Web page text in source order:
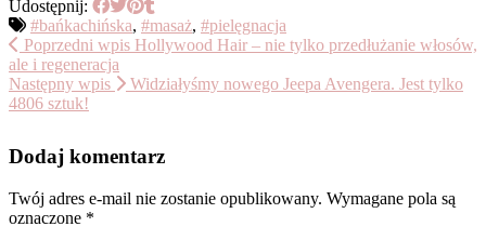
Udostępnij:
#bańkachińska, #masaż, #pielęgnacja
Poprzedni wpis Hollywood Hair – nie tylko przedłużanie włosów,
ale i regeneracja
Następny wpis
Widziałyśmy nowego Jeepa Avengera. Jest tylko
4806 sztuk!
Dodaj komentarz
Twój adres e-mail nie zostanie opublikowany. Wymagane pola są
oznaczone *